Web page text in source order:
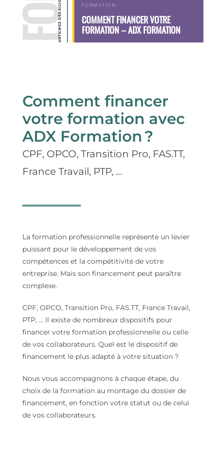
FORMATION
COMMENT FINANCER VOTRE
FORMATION – ADX FORMATION
Comment financer
votre formation avec
ADX Formation?
CPF, OPCO,Transition Pro, FAS.TT,
FranceTravail, PTP, …
La formation professionnelle représente un levier
puissant pour le développement de vos
compétences et la compétitivité de votre
entreprise. Mais son financement peut paraître
complexe.
CPF, OPCO, Transition Pro, FAS.TT, France Travail,
PTP, … Il existe de nombreux dispositifs pour
financer votre formation professionnelle ou celle
de vos collaborateurs. Quel est le dispositif de
financement le plus adapté à votre situation ?
Nous vous accompagnons à chaque étape, du
choix de la formation au montage du dossier de
financement, en fonction votre statut ou de celui
de vos collaborateurs.